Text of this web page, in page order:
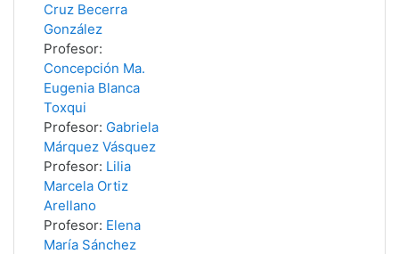
Cruz Becerra
González
Profesor:
Concepción Ma.
Eugenia Blanca
Toxqui
Profesor: Gabriela
Márquez Vásquez
Profesor: Lilia
Marcela Ortiz
Arellano
Profesor: Elena
María Sánchez